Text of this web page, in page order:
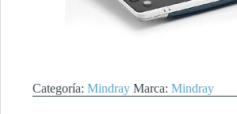
Categoría: Mindray Marca: Mindray